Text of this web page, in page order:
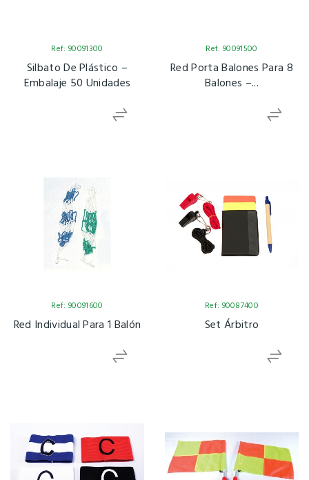
Ref: 90091300
Silbato De Plástico –
Embalaje 50 Unidades
Ref: 90091500
Red Porta Balones Para 8
Balones –...
Ref: 90091600
Red Individual Para 1 Balón
Ref: 90087400
Set Árbitro